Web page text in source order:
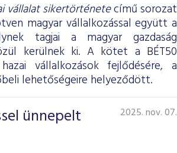
vállalat sikertörténetecímű sorozat
magyar vállalkozással együtt a
tagjai a magyar gazdaság
kerülnek ki. A kötet a BÉT50
vállalkozások fejlődésére, a
lehetőségeire helyeződött.
ünnepelt
2025. nov. 07.